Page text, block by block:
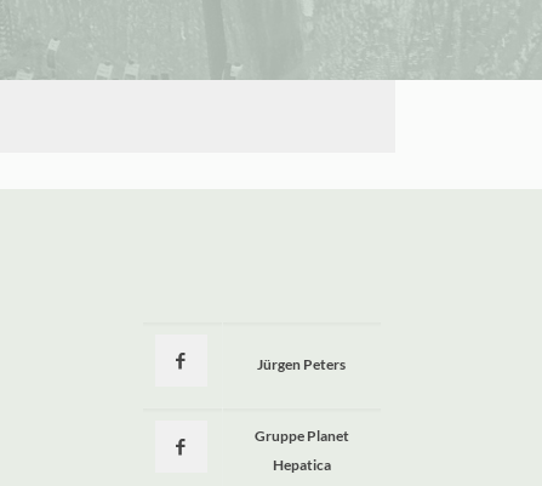
Jürgen Peters
Gruppe Planet
Hepatica